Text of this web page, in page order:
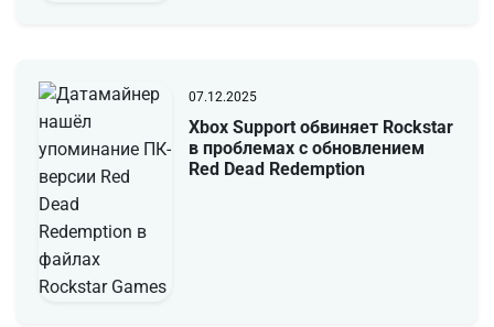
07.12.2025
Xbox Support обвиняет Rockstar
в проблемах с обновлением
Red Dead Redemption